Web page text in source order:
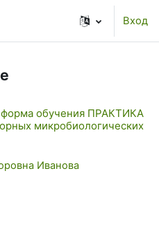
Вход
форма обучения ПРАКТИКА
микробиологических
Иванова